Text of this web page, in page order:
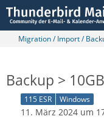
Migration / Import /
Backup > 10GB
115 ESR Windows
11. März 2024 um